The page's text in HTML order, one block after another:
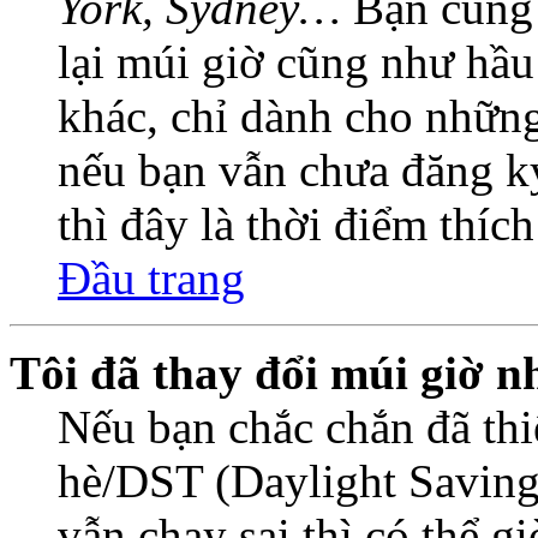
lại múi giờ cũng như
khác, chỉ dành cho
nếu bạn vẫn chưa đăng
thì đây là thời điểm
Đầu trang
Tôi đã thay đổi múi giờ
Nếu bạn chắc chắn đã
hè/DST (Daylight